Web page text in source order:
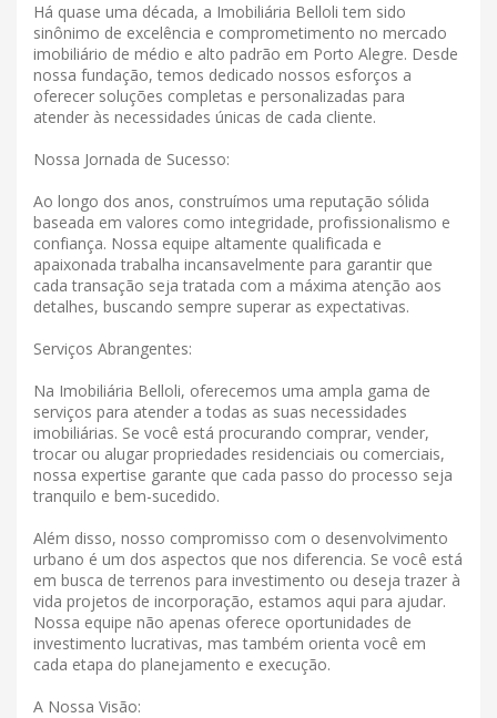
Há quase uma década, a Imobiliária Belloli tem sido
sinônimo de excelência e comprometimento no mercado
imobiliário de médio e alto padrão em Porto Alegre. Desde
nossa fundação, temos dedicado nossos esforços a
oferecer soluções completas e personalizadas para
atender às necessidades únicas de cada cliente.
Nossa Jornada de Sucesso:
Ao longo dos anos, construímos uma reputação sólida
baseada em valores como integridade, profissionalismo e
confiança. Nossa equipe altamente qualificada e
apaixonada trabalha incansavelmente para garantir que
cada transação seja tratada com a máxima atenção aos
detalhes, buscando sempre superar as expectativas.
Serviços Abrangentes:
Na Imobiliária Belloli, oferecemos uma ampla gama de
serviços para atender a todas as suas necessidades
imobiliárias. Se você está procurando comprar, vender,
trocar ou alugar propriedades residenciais ou comerciais,
nossa expertise garante que cada passo do processo seja
tranquilo e bem-sucedido.
Além disso, nosso compromisso com o desenvolvimento
urbano é um dos aspectos que nos diferencia. Se você está
em busca de terrenos para investimento ou deseja trazer à
vida projetos de incorporação, estamos aqui para ajudar.
Nossa equipe não apenas oferece oportunidades de
investimento lucrativas, mas também orienta você em
cada etapa do planejamento e execução.
A Nossa Visão: